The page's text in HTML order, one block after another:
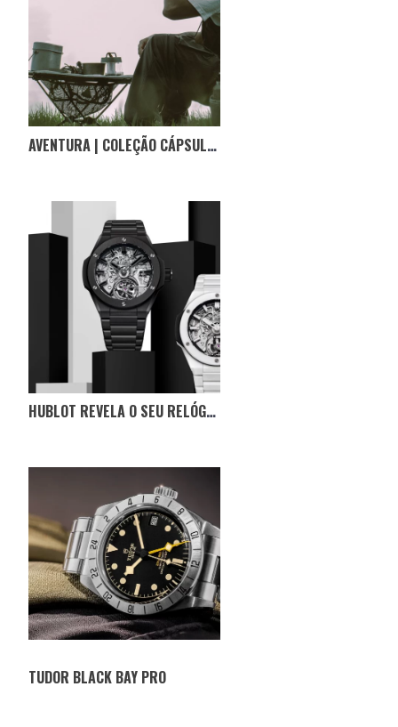
AVENTURA | COLEÇÃO CÁPSULA DA INVINCIBLE COM A HELINOX
HUBLOT REVELA O SEU RELÓGIO FABRICADO INTEIRAMENTE EM CERÂMICA
TUDOR BLACK BAY PRO